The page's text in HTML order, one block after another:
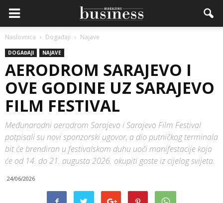
Naslovnica Događaji Najave
DOGAĐAJI NAJAVE
AERODROM SARAJEVO I
OVE GODINE UZ SARAJEVO
FILM FESTIVAL
Međunarodni aerodrom Sarajevo i Sarajevo Film Festival
potpisali su novi sponzorski ugovor, a dio putničkog terminala
bit će brendiran u festivalskom duhu uoči manifestacije koja
će od 14. do 21. augusta 2026. okupiti goste iz cijelog svijeta.
24/06/2026